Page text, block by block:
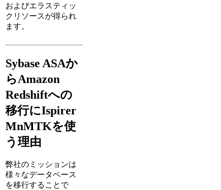
およびエラスティッ
クリソースが得られ
ます。
Sybase ASAか
らAmazon
Redshiftへの
移行にIspirer
MnMTKを使
う理由
弊社のミッションは
様々なデータベース
を移行することで